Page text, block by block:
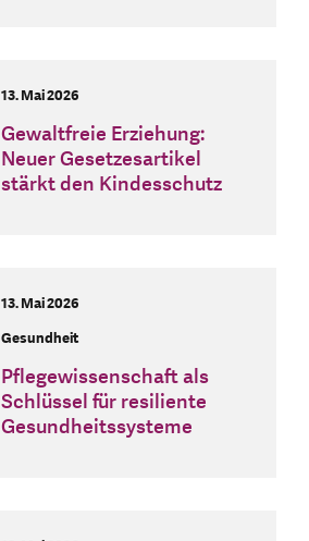
13. Mai 2026
Gewaltfreie Erziehung:
Neuer Gesetzesartikel
stärkt den Kindesschutz
13. Mai 2026
Gesundheit
Pflegewissenschaft als
Schlüssel für resiliente
Gesundheitssysteme